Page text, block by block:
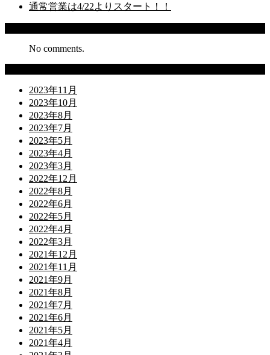
通常営業は4/22よりスタート！！
No comments.
2023年11月
2023年10月
2023年8月
2023年7月
2023年5月
2023年4月
2023年3月
2022年12月
2022年8月
2022年6月
2022年5月
2022年4月
2022年3月
2021年12月
2021年11月
2021年9月
2021年8月
2021年7月
2021年6月
2021年5月
2021年4月